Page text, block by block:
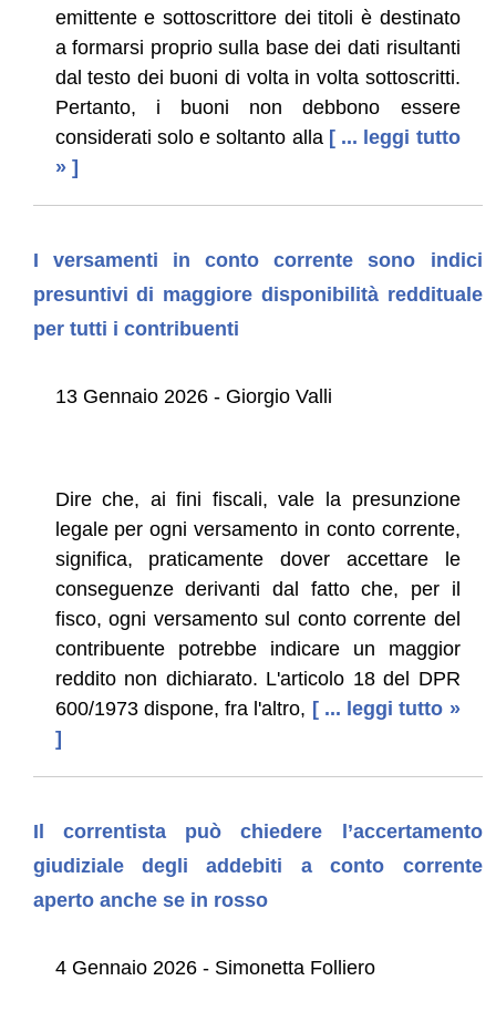
emittente e sottoscrittore dei titoli è destinato
a formarsi proprio sulla base dei dati risultanti
dal testo dei buoni di volta in volta sottoscritti.
Pertanto, i buoni non debbono essere
considerati solo e soltanto alla [ ... leggi tutto
» ]
I versamenti in conto corrente sono indici
presuntivi di maggiore disponibilità reddituale
per tutti i contribuenti
13 Gennaio 2026 - Giorgio Valli
Dire che, ai fini fiscali, vale la presunzione
legale per ogni versamento in conto corrente,
significa, praticamente dover accettare le
conseguenze derivanti dal fatto che, per il
fisco, ogni versamento sul conto corrente del
contribuente potrebbe indicare un maggior
reddito non dichiarato. L'articolo 18 del DPR
600/1973 dispone, fra l'altro, [ ... leggi tutto »
]
Il correntista può chiedere l’accertamento
giudiziale degli addebiti a conto corrente
aperto anche se in rosso
4 Gennaio 2026 - Simonetta Folliero